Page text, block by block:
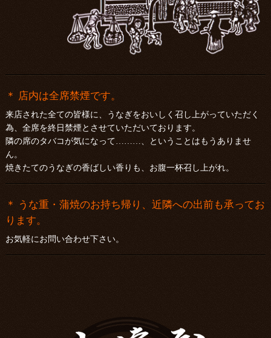
＊ 店内は全席禁煙です。
来店された全ての皆様に、うなぎをおいしく召し上がっていただく
為、全席を終日禁煙とさせていただいております。
隣の席のタバコが気になって………、ということはもうありませ
ん。
焼きたてのうなぎの香ばしい香りも、お腹一杯召し上がれ。
＊ うな重・蒲焼のお持ち帰り、近隣への出前も承ってお
ります。
お気軽にお問い合わせ下さい。